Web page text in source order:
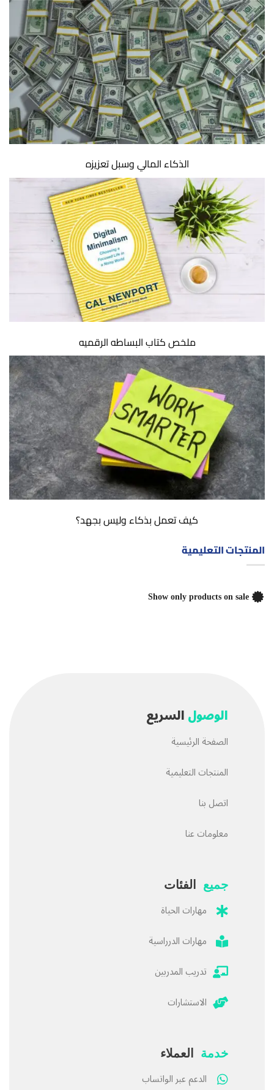
الذكاء المالي وسبل تعزيزه
ملخص كتاب البساطه الرقميه
كيف تعمل بذكاء وليس بجهد؟
المنتجات التعليمية
Show only products on sale
الوصولالسريع
الصفحة الرئيسية
المنتجات التعليمية
اتصل بنا
معلومات عنا
جميع الفئات
مهارات الحياة
مهارات الدرراسية
تدريب المدربين
الاستشارات
خدمة العملاء
الدعم عبر الواتساب